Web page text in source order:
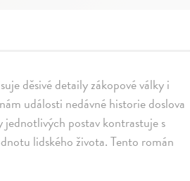
děsivé detaily zákopové války i
události nedávné historie doslova
postav kontrastuje s
lidského života. Tento román